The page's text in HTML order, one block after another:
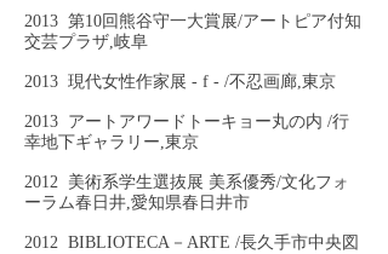
2013 第10回熊谷守一大賞展/アートピア付知
交芸プラザ,岐阜
2013 現代女性作家展 - f - /不忍画廊,東京
2013 アートアワードトーキョー丸の内 /行
幸地下ギャラリー,東京
2012 美術系学生選抜展 美系優秀/文化フォ
ーラム春日井,愛知県春日井市
2012 BIBLIOTECA－ARTE /長久手市中央図